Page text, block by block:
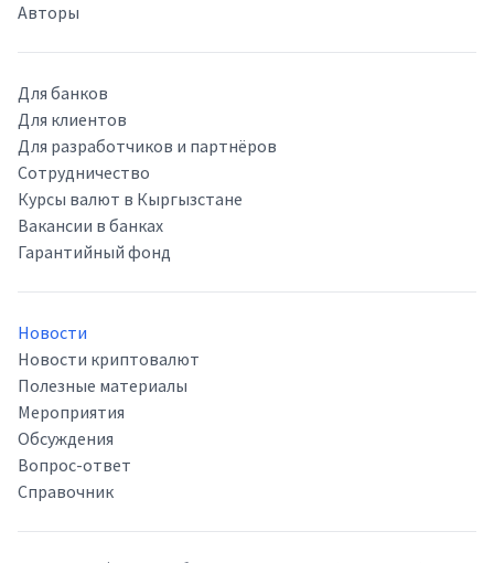
Авторы
Для банков
Для клиентов
Для разработчиков и партнёров
Сотрудничество
Курсы валют в Кыргызстане
Вакансии в банках
Гарантийный фонд
Новости
Новости криптовалют
Полезные материалы
Мероприятия
Обсуждения
Вопрос-ответ
Справочник